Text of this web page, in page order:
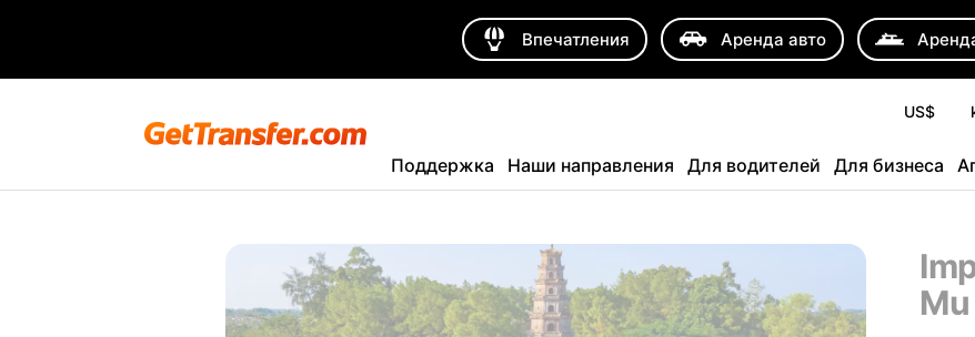
Впечатления Аренда авто
US$
Поддержка Наши направления Для водителей Для бизнеса